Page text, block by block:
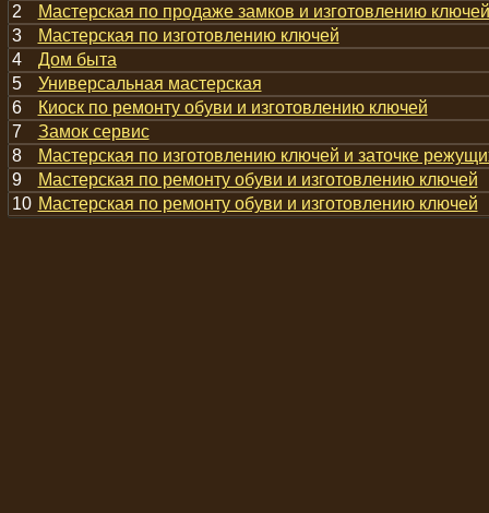
2
Мастерская по продаже замков и изготовлению ключей
3
Мастерская по изготовлению ключей
4
Дом быта
5
Универсальная мастерская
6
Киоск по ремонту обуви и изготовлению ключей
7
Замок сервис
8
Мастерская по изготовлению ключей и заточке
9
Мастерская по ремонту обуви и изготовлению ключей
10 Мастерская по ремонту обуви и изготовлению ключей